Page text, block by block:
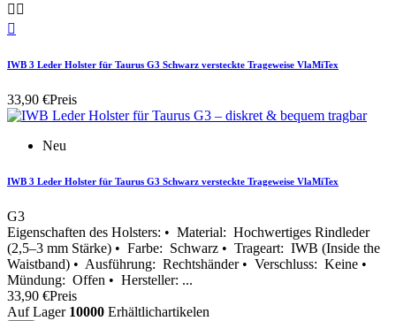
 

IWB 3 Leder Holster für Taurus G3 Schwarz versteckte Trageweise VlaMiTex
33,90 €Preis
Neu
IWB 3 Leder Holster für Taurus G3 Schwarz versteckte Trageweise VlaMiTex
G3
Eigenschaften des Holsters: • Material: Hochwertiges Rindleder
(2,5–3 mm Stärke) • Farbe: Schwarz • Trageart: IWB (Inside the
Waistband) • Ausführung: Rechtshänder • Verschluss: Keine •
Mündung: Offen • Hersteller: ...
33,90 €Preis
Auf Lager 10000 Erhältlichartikelen